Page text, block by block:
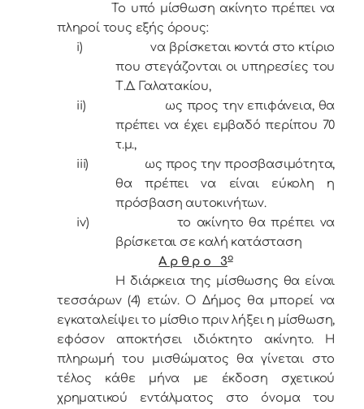
Το υπό μίσθωση ακίνητο πρέπει να
πληροί τους εξής όρους:
i)
να βρίσκεται κοντά στο κτίριο
που στεγάζονται οι υπηρεσίες του
Τ.Δ. Γαλατακίου,
ii)
ως προς την επιφάνεια, θα
πρέπει να έχει εμβαδό περίπου 70
τ.μ.,
iii)
ως προς την προσβασιμότητα,
θα πρέπει να είναι εύκολη η
πρόσβαση αυτοκινήτων.
iv)
το ακίνητο θα πρέπει να
βρίσκεται σε καλή κατάσταση
Α ρ θ ρ ο 3ο
Η διάρκεια της μίσθωσης θα είναι
τεσσάρων (4) ετών. Ο Δήμος θα μπορεί να
εγκαταλείψει το μίσθιο πριν λήξει η μίσθωση,
εφόσον αποκτήσει ιδιόκτητο ακίνητο. Η
πληρωμή του μισθώματος θα γίνεται στο
τέλος κάθε μήνα με έκδοση σχετικού
χρηματικού εντάλματος στο όνομα του